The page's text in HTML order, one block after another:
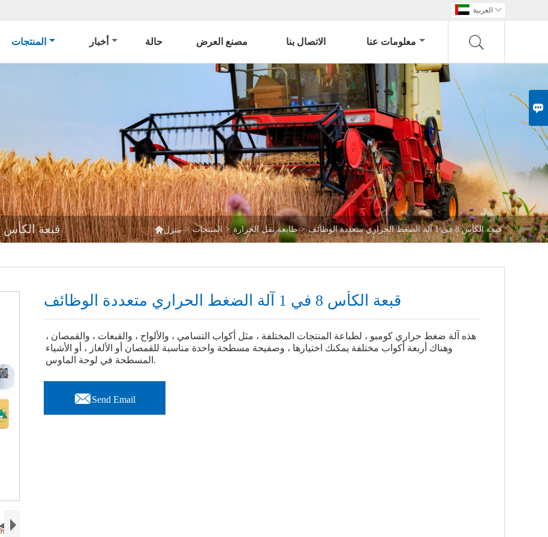

العربية 
المنتجات أخبار حالة مصنع العرض الاتصال بنا معلومات عنا
قبعة الكأس 8 في 1 آلة الضغط الحراري متعددة الوظائف منزل > المنتجات > طابعة نقل الحرارة > قبعة الكأس 8 في 1 آلة الضغط الحراري متعددة الوظائف
قبعة الكأس 8 في 1 آلة الضغط الحراري متعددة الوظائف
هذه آلة ضغط حراري كومبو ، لطباعة المنتجات المختلفة ، مثل أكواب التسامي ، والألواح ، والقبعات ، والقمصان ،
وهناك أربعة أكواب مختلفة يمكنك اختيارها ، وصفيحة مسطحة واحدة مناسبة للقمصان أو الألغاز ، أو الأشياء
المسطحة في لوحة الماوس.
Send Email